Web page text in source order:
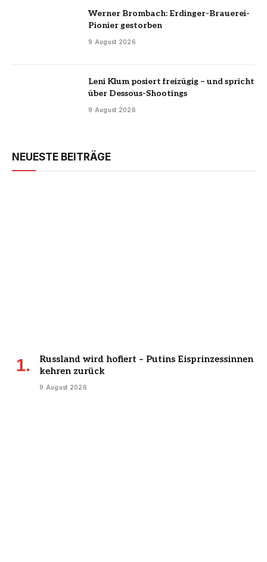
Werner Brombach: Erdinger-Brauerei-
Pionier gestorben
9 August 2026
Leni Klum posiert freizügig – und spricht
über Dessous-Shootings
9 August 2026
NEUESTE BEITRÄGE
Russland wird hofiert – Putins Eisprinzessinnen
kehren zurück
9 August 2026